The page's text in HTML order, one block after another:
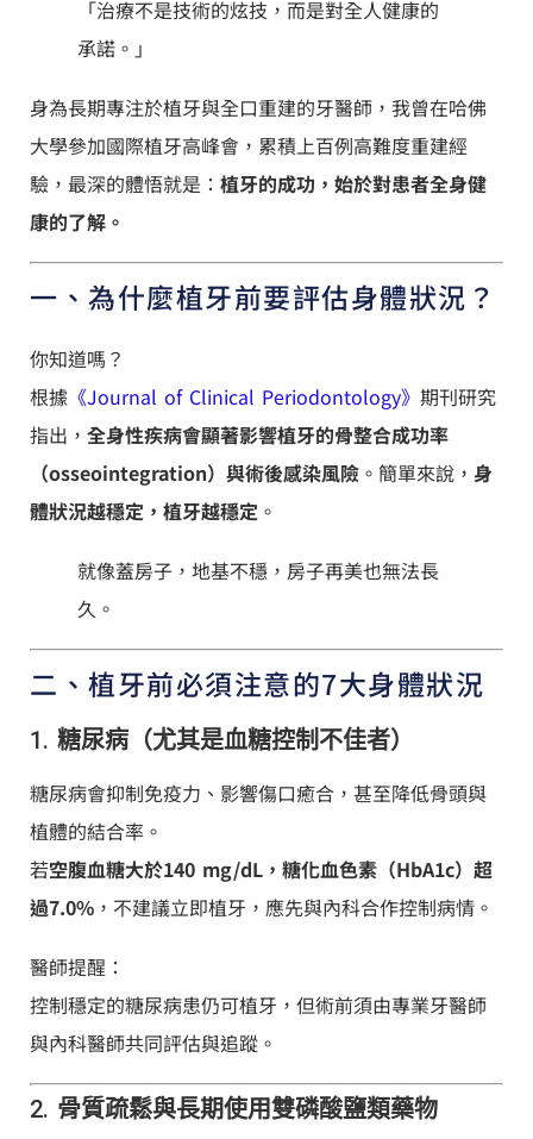
「治療不是技術的炫技，而是對全人健康的
承諾。」
身為長期專注於植牙與全口重建的牙醫師，我曾在哈佛
大學參加國際植牙高峰會，累積上百例高難度重建經
驗，最深的體悟就是： 植牙的成功，始於對患者全身健
康的了解。
一、為什麼植牙前要評估身體狀況？
你知道嗎？
根據 《Journal of Clinical Periodontology》 期刊研究
指出， 全身性疾病會顯著影響植牙的骨整合成功率
（osseointegration）與術後感染風險 。簡單來說， 身
體狀況越穩定，植牙越穩定 。
就像蓋房子，地基不穩，房子再美也無法長
久。
二、植牙前必須注意的7大身體狀況
1. 糖尿病（尤其是血糖控制不佳者）
糖尿病會抑制免疫力、影響傷口癒合，甚至降低骨頭與
植體的結合率。
若空腹血糖大於140 mg/dL，糖化血色素（HbA1c）超
過7.0% ，不建議立即植牙，應先與內科合作控制病情。
醫師提醒：
控制穩定的糖尿病患仍可植牙，但術前須由專業牙醫師
與內科醫師共同評估與追蹤。
2. 骨質疏鬆與長期使用雙磷酸鹽類藥物